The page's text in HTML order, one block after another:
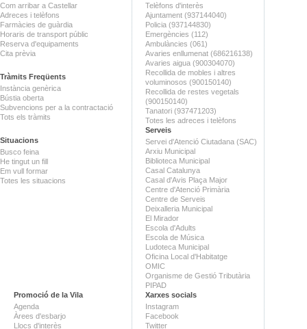
Com arribar a Castellar
Adreces i telèfons
Farmàcies de guàrdia
Horaris de transport públic
Reserva d'equipaments
Cita prèvia
Tràmits Freqüents
Instància genèrica
Bústia oberta
Subvencions per a la contractació
Tots els tràmits
Situacions
Busco feina
He tingut un fill
Em vull formar
Totes les situacions
Telèfons d'interès
Ajuntament (937144040)
Policia (937144830)
Emergències (112)
Ambulàncies (061)
Avaries enllumenat (686216138)
Avaries aigua (900304070)
Recollida de mobles i altres
voluminosos (900150140)
Recollida de restes vegetals
(900150140)
Tanatori (937471203)
Totes les adreces i telèfons
Serveis
Servei d'Atenció Ciutadana (SAC)
Arxiu Municipal
Biblioteca Municipal
Casal Catalunya
Casal d'Avis Plaça Major
Centre d'Atenció Primària
Centre de Serveis
Deixalleria Municipal
El Mirador
Escola d'Adults
Escola de Música
Ludoteca Municipal
Oficina Local d'Habitatge
OMIC
Organisme de Gestió Tributària
PIPAD
Promoció de la Vila
Agenda
Àrees d'esbarjo
Llocs d'interès
Xarxes socials
Instagram
Facebook
Twitter